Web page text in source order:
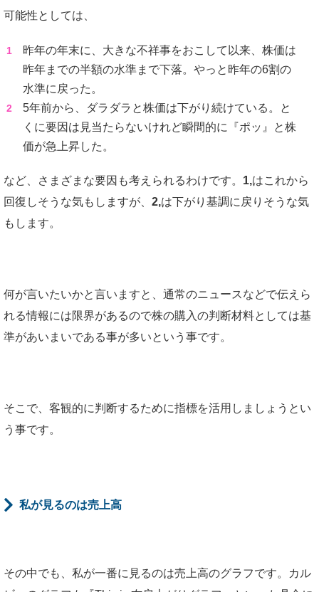
可能性としては、
昨年の年末に、大きな不祥事をおこして以来、株価は
昨年までの半額の水準まで下落。やっと昨年の6割の
水準に戻った。
5年前から、ダラダラと株価は下がり続けている。と
くに要因は見当たらないけれど瞬間的に『ポッ』と株
価が急上昇した。
など、さまざまな要因も考えられるわけです。 1,はこれから
回復しそうな気もしますが、 2,は下がり基調に戻りそうな気
もします。
何が言いたいかと言いますと、通常のニュースなどで伝えら
れる情報には限界があるので株の購入の判断材料としては基
準があいまいである事が多いという事です。
そこで、客観的に判断するために指標を活用しましょうとい
う事です。
私が見るのは売上高
その中でも、私が一番に見るのは売上高のグラフです。カル